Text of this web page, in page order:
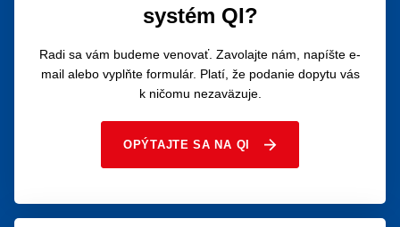
systém QI?
Radi sa vám budeme venovať. Zavolajte nám, napíšte e-
mail alebo vyplňte formulár. Platí, že podanie dopytu vás
k ničomu nezaväzuje.
OPÝTAJTE SA NA QI